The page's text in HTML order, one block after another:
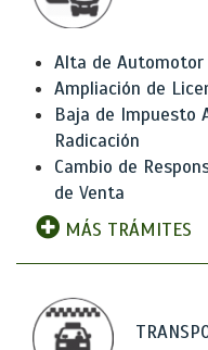
Alta de Automotor
Ampliación de
Baja de Impuesto
Radicación
Cambio de
de Venta
MÁS TRÁMITES